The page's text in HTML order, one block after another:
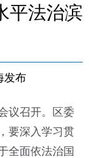
平法治滨
发布
议召开。区委
要深入学习贯
全面依法治国